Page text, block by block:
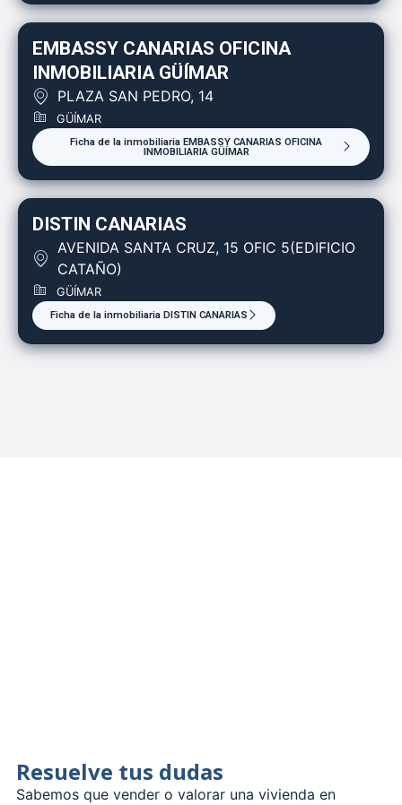
EMBASSY CANARIAS OFICINA
INMOBILIARIA GÜÍMAR
PLAZA SAN PEDRO, 14
GÜÍMAR
Ficha de la inmobiliaria EMBASSY CANARIAS OFICINA
INMOBILIARIA GÜÍMAR
DISTIN CANARIAS
AVENIDA SANTA CRUZ, 15 OFIC 5(EDIFICIO
CATAÑO)
GÜÍMAR
Ficha de la inmobiliaria DISTIN CANARIAS
Resuelve tus dudas
Sabemos que vender o valorar una vivienda en